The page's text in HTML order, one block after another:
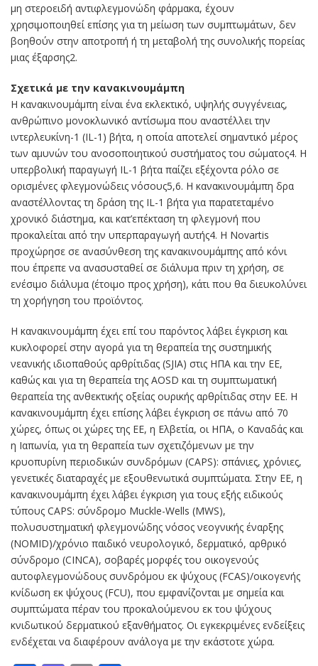
μη στεροειδή αντιφλεγμονώδη φάρμακα, έχουν
χρησιμοποιηθεί επίσης για τη μείωση των συμπτωμάτων, δεν
βοηθούν στην αποτροπή ή τη μεταβολή της συνολικής πορείας
μιας έξαρσης2.
Σχετικά με την κανακινουμάμπη
Η κανακινουμάμπη είναι ένα εκλεκτικό, υψηλής συγγένειας,
ανθρώπινο μονοκλωνικό αντίσωμα που αναστέλλει την
ιντερλευκίνη-1 (IL-1) βήτα, η οποία αποτελεί σημαντικό μέρος
των αμυνών του ανοσοποιητικού συστήματος του σώματος4. Η
υπερβολική παραγωγή IL-1 βήτα παίζει εξέχοντα ρόλο σε
ορισμένες φλεγμονώδεις νόσους5,6. Η κανακινουμάμπη δρα
αναστέλλοντας τη δράση της IL-1 βήτα για παρατεταμένο
χρονικό διάστημα, και κατ’επέκταση τη φλεγμονή που
προκαλείται από την υπερπαραγωγή αυτής4. Η Novartis
προχώρησε σε ανασύνθεση της κανακινουμάμπης από κόνι
που έπρεπε να ανασυσταθεί σε διάλυμα πριν τη χρήση, σε
ενέσιμο διάλυμα (έτοιμο προς χρήση), κάτι που θα διευκολύνει
τη χορήγηση του προϊόντος.
Η κανακινουμάμπη έχει επί του παρόντος λάβει έγκριση και
κυκλοφορεί στην αγορά για τη θεραπεία της συστημικής
νεανικής ιδιοπαθούς αρθρίτιδας (SJIA) στις ΗΠΑ και την ΕΕ,
καθώς και για τη θεραπεία της AOSD και τη συμπτωματική
θεραπεία της ανθεκτικής οξείας ουρικής αρθρίτιδας στην ΕΕ. Η
κανακινουμάμπη έχει επίσης λάβει έγκριση σε πάνω από 70
χώρες, όπως οι χώρες της ΕΕ, η Ελβετία, οι ΗΠΑ, ο Καναδάς και
η Ιαπωνία, για τη θεραπεία των σχετιζόμενων με την
κρυοπυρίνη περιοδικών συνδρόμων (CAPS): σπάνιες, χρόνιες,
γενετικές διαταραχές με εξουθενωτικά συμπτώματα. Στην ΕΕ, η
κανακινουμάμπη έχει λάβει έγκριση για τους εξής ειδικούς
τύπους CAPS: σύνδρομο Muckle-Wells (MWS),
πολυσυστηματική φλεγμονώδης νόσος νεογνικής έναρξης
(NOMID)/χρόνιο παιδικό νευρολογικό, δερματικό, αρθρικό
σύνδρομο (CINCA), σοβαρές μορφές του οικογενούς
αυτοφλεγμονώδους συνδρόμου εκ ψύχους (FCAS)/οικογενής
κνίδωση εκ ψύχους (FCU), που εμφανίζονται με σημεία και
συμπτώματα πέραν του προκαλούμενου εκ του ψύχους
κνιδωτικού δερματικού εξανθήματος. Οι εγκεκριμένες ενδείξεις
ενδέχεται να διαφέρουν ανάλογα με την εκάστοτε χώρα.